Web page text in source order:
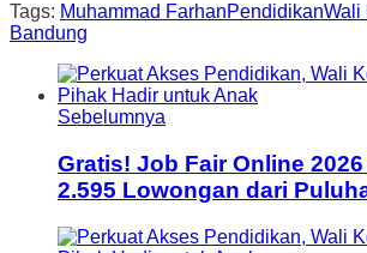
Tags: Muhammad FarhanPendidikanWali
Bandung
Sebelumnya
Gratis! Job Fair Online
2.595 Lowongan dari